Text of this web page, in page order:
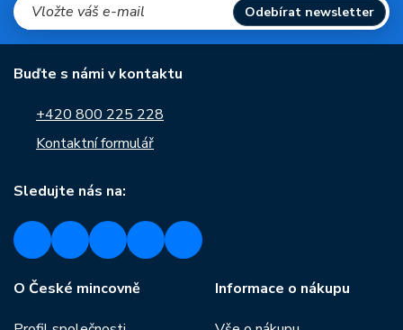
Odebírat newsletter
Buďte s námi v kontaktu
+420 800 225 228
Kontaktní formulář
Sledujte nás na:
O České mincovně Informace o nákupu